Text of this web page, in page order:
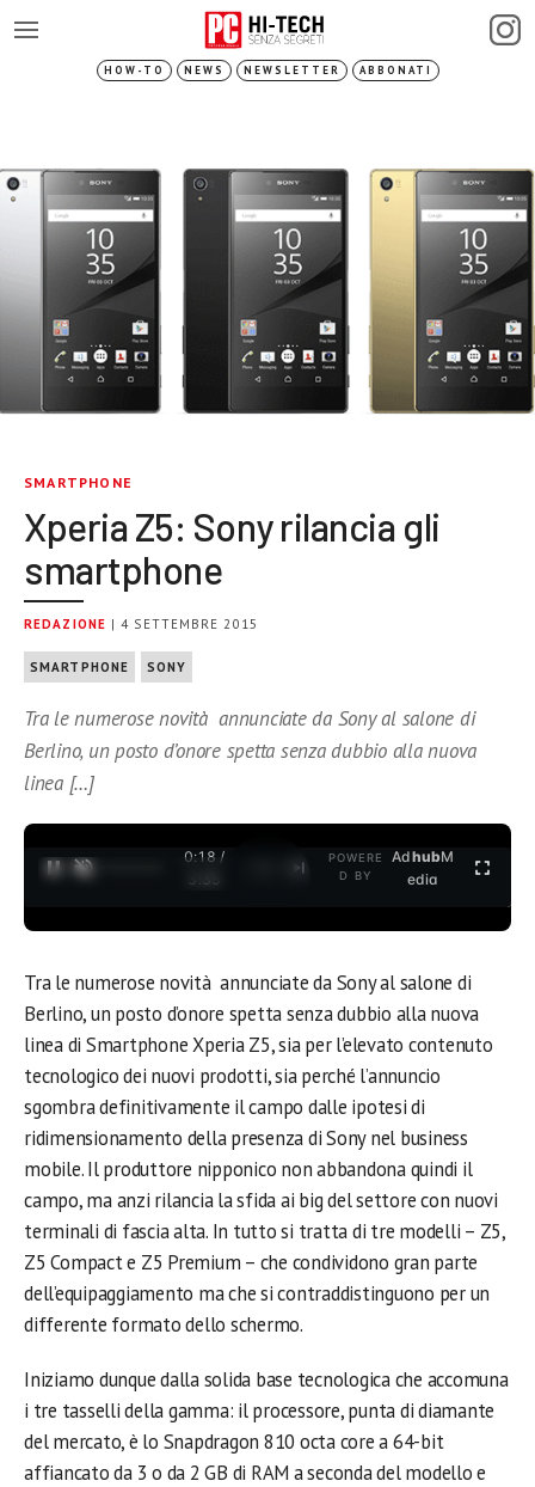
HOW-TO NEWS NEWSLETTER ABBONATI
SMARTPHONE
Xperia Z5: Sony rilancia gli
smartphone
REDAZIONE | 4 SETTEMBRE 2015
SMARTPHONE SONY
Tra le numerose novità annunciate da Sony al salone di
Berlino, un posto d’onore spetta senza dubbio alla nuova
linea […]
0:19 /
3:35
POWERE
D BY
AdhubM
edia
Tra le numerose novità annunciate da Sony al salone di
Berlino, un posto d’onore spetta senza dubbio alla nuova
linea di Smartphone Xperia Z5, sia per l’elevato contenuto
tecnologico dei nuovi prodotti, sia perché l’annuncio
sgombra definitivamente il campo dalle ipotesi di
ridimensionamento della presenza di Sony nel business
mobile. Il produttore nipponico non abbandona quindi il
campo, ma anzi rilancia la sfida ai big del settore con nuovi
terminali di fascia alta. In tutto si tratta di tre modelli – Z5,
Z5 Compact e Z5 Premium – che condividono gran parte
dell’equipaggiamento ma che si contraddistinguono per un
differente formato dello schermo.
Iniziamo dunque dalla solida base tecnologica che accomuna
i tre tasselli della gamma: il processore, punta di diamante
del mercato, è lo Snapdragon 810 octa core a 64-bit
affiancato da 3 o da 2 GB di RAM a seconda del modello e